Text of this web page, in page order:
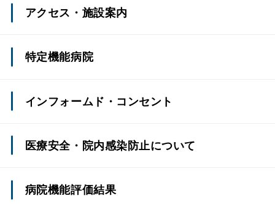
病院長あいさつ
さんの責務とお願い
認定施設一覧
アクセス・施設案内
アクセス
施設・設備
情報・図書コーナーのご案内
特定機能病院
インフォームド・コンセント
医療安全・院内感染防止について
医療に係る安全管理のための指針
病院機能評価結果